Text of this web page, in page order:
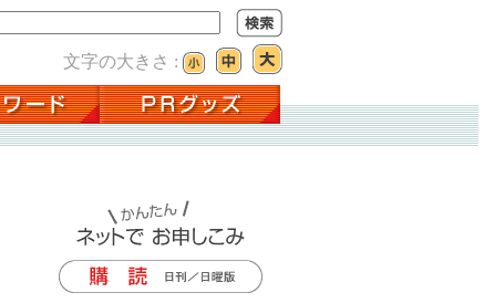
文字の大きさ :